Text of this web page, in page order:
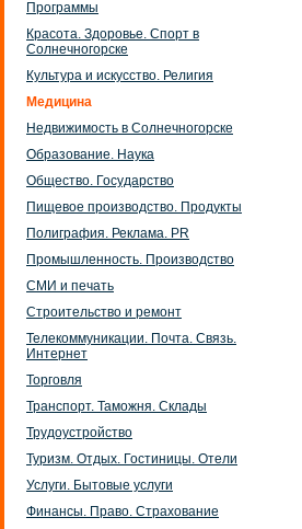
Программы
Красота. Здоровье. Спорт в
Солнечногорске
Культура и искусство. Религия
Медицина
Недвижимость в Солнечногорске
Образование. Наука
Общество. Государство
Пищевое производство. Продукты
Полиграфия. Реклама. PR
Промышленность. Производство
СМИ и печать
Строительство и ремонт
Телекоммуникации. Почта. Связь.
Интернет
Торговля
Транспорт. Таможня. Склады
Трудоустройство
Туризм. Отдых. Гостиницы. Отели
Услуги. Бытовые услуги
Финансы. Право. Страхование